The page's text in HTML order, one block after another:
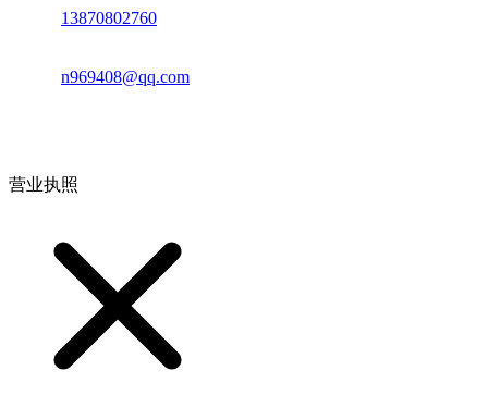
13870802760
n969408@qq.com
营业执照